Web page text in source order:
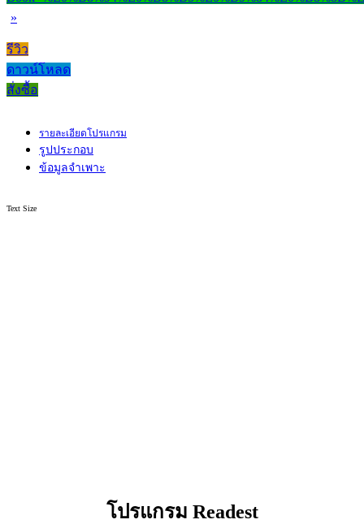
»
รีวิว
ดาวน์โหลด
สั่งซื้อ
รายละเอียดโปรแกรม
รูปประกอบ
ข้อมูลจำเพาะ
Text Size
โปรแกรม Readest